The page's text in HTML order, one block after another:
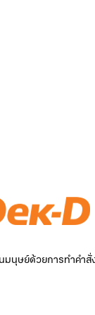
นุษย์ด้วยการทำคำสั่